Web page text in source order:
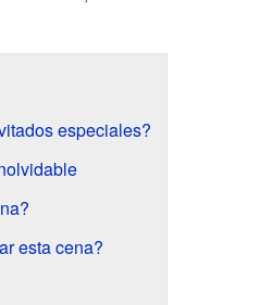
especiales?
esta cena?